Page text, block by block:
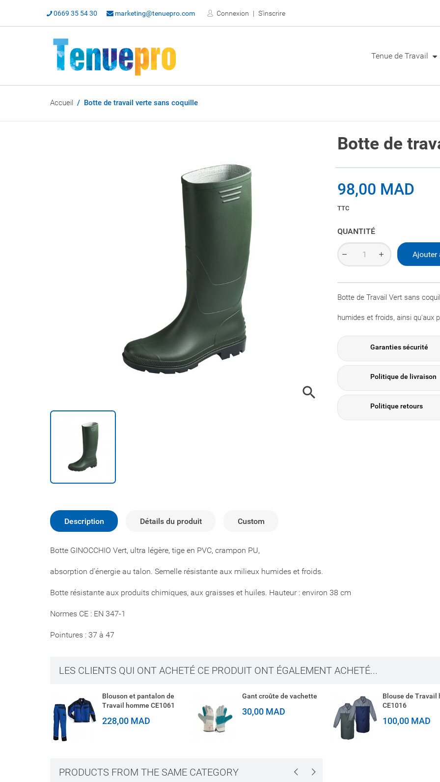
0669 35 54 30 marketing@tenuepro.com Connexion S'inscrire
Tenue de Travail
Accueil Botte de travail verte sans coquille

Botte de
98,00 MAD
TTC
QUANTITÉ
Ajouter
Botte de Travail Vert sans
humides et froids, ainsi qu'aux
Garanties sécurité
Politique de livraison
Politique retours
Description Détails du produit Custom
Botte GINOCCHIO Vert, ultra légère, tige en PVC, crampon PU,
absorption d'énergie au talon. Semelle résistante aux milieux humides et froids.
Botte résistante aux produits chimiques, aux graisses et huiles. Hauteur : environ 38 cm
Normes CE : EN 347-1
Pointures : 37 à 47
LES CLIENTS QUI ONT ACHETÉ CE PRODUIT ONT ÉGALEMENT ACHETÉ...
Blouson et pantalon de
Travail homme CE1061
228,00 MAD
Gant croûte de vachette
30,00 MAD
Blouse de Travail
CE1016
100,00 MAD
PRODUCTS FROM THE SAME CATEGORY